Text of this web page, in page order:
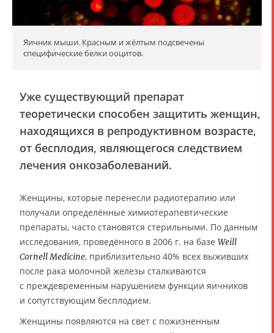
Яичник мыши. Красным и жёлтым подсвечены
специфические белки ооцитов.
Уже существующий препарат
теоретически способен защитить женщин,
находящихся в репродуктивном возрасте,
от бесплодия, являющегося следствием
лечения онкозаболеваний.
Женщины, которые перенесли радиотерапию или
получали определённые химиотерапевтические
препараты, часто становятся стерильными. По данным
исследования, проведённого в 2006 г. на базе Weill
Cornell Medicine, приблизительно 40% всех выживших
после рака молочной железы сталкиваются
с преждевременным нарушением функции яичников
и сопутствующим бесплодием.
Женщины появляются на свет с пожизненным